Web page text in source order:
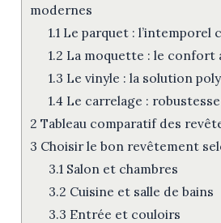
modernes
1.1 Le parquet : l’intemporel
1.2 La moquette : le confort
1.3 Le vinyle : la solution
1.4Le carrelage :
2 Tableau comparatif des
3 Choisir le bon revêtement
3.1 Salon et chambres
3.2 Cuisine et salle de bains
3.3 Entrée et couloirs